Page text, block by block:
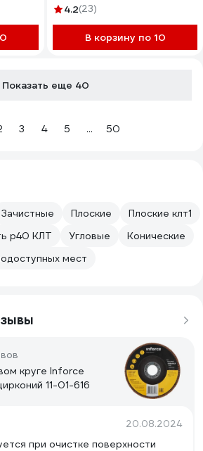
4.2(23)
В корзину по 10
Показать еще 40
3 4 5 ... 50
Зачистные Плоские
Плоские клт1
р40 КЛТ
Угловые
Конические
мест
круге Inforce
11-01-616
20.08.2024
при очистке поверхности